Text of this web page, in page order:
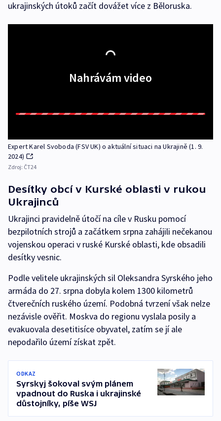
ukrajinských útoků začít dovážet více z Běloruska.
Nahrávám video
Expert Karel Svoboda (FSV UK) o aktuální situaci na Ukrajině (1. 9.
2024)
Zdroj: ČT24
Desítky obcí v Kurské oblasti v rukou
Ukrajinců
Ukrajinci pravidelně útočí na cíle v Rusku pomocí
bezpilotních strojů a začátkem srpna zahájili nečekanou
vojenskou operaci v ruské Kurské oblasti, kde obsadili
desítky vesnic.
Podle velitele ukrajinských sil Oleksandra Syrského jeho
armáda do 27. srpna dobyla kolem 1300 kilometrů
čtverečních ruského území. Podobná tvrzení však nelze
nezávisle ověřit. Moskva do regionu vyslala posily a
evakuovala desetitisíce obyvatel, zatím se jí ale
nepodařilo území získat zpět.
ODKAZ
Syrskyj šokoval svým plánem
vpadnout do Ruska i ukrajinské
důstojníky, píše WSJ